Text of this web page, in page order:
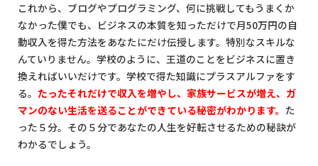
これから、ブログやプログラミング、何に挑戦してもうまくか
なかった僕でも、ビジネスの本質を知っただけで月50万円の自
動収入を得た方法をあなたにだけ伝授します。特別なスキルな
んていりません。学校のように、王道のことをビジネスに置き
換えればいいだけです。学校で得た知識にプラスアルファをす
る。 たったそれだけで収入を増やし、家族サービスが増え、ガ
マンのない生活を送ることができている秘密がわかります。 た
った５分。その５分であなたの人生を好転させるための秘訣が
わかるでしょう。